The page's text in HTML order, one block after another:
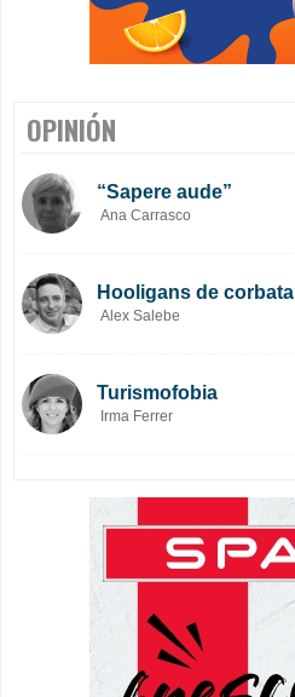
OPINIÓN
“Sapere aude”
Ana Carrasco
Hooligans de corbata
Alex Salebe
Turismofobia
Irma Ferrer